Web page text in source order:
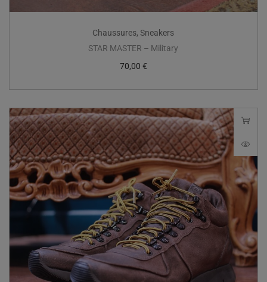
Chaussures,Sneakers
STAR MASTER – Military
70,00 €